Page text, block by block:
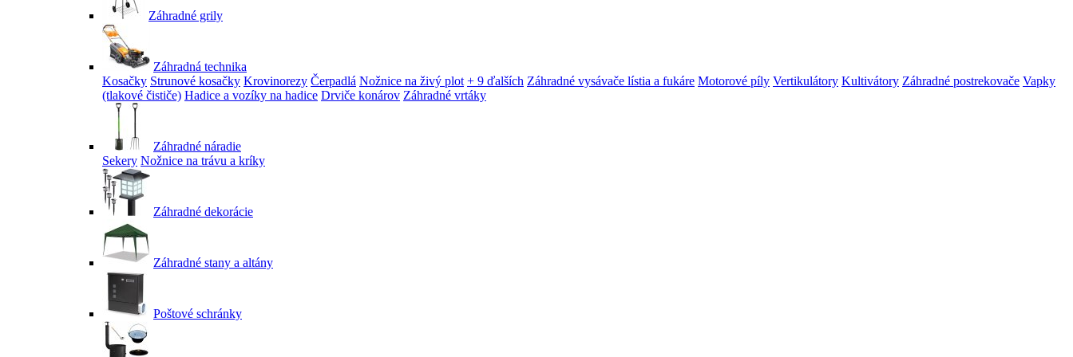
Záhradné grily
Záhradná technika
Kosačky Strunové kosačky Krovinorezy Čerpadlá Nožnice na živý plot + 9 ďalších Záhradné vysávače lístia a fukáre Motorové píly Vertikulátory Kultivátory Záhradné postrekovače Vapky
(tlakové čističe) Hadice a vozíky na hadice Drviče konárov Záhradné vrtáky
Záhradné náradie
Sekery Nožnice na trávu a kríky
Záhradné dekorácie
Záhradné stany a altány
Poštové schránky